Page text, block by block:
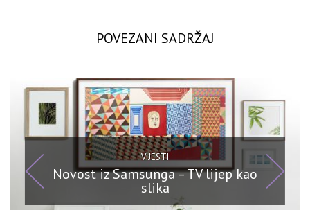
POVEZANI SADRŽAJ
VIJESTI
Novost iz Samsunga – TV lijep kao
slika